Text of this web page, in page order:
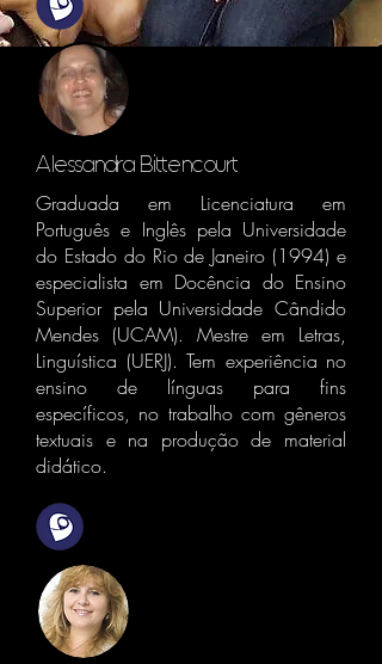
Alessandra Bittencourt
Graduada em Licenciatura em
Português e Inglês pela Universidade
do Estado do Rio de Janeiro (1994) e
especialista em Docência do Ensino
Superior pela Universidade Cândido
Mendes (UCAM). Mestre em Letras,
Linguística (UERJ). Tem experiência no
ensino de línguas para fins
específicos, no trabalho com gêneros
textuais e na produção de material
didático.